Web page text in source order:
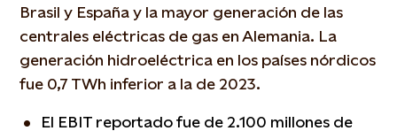
Brasil y España y la mayor generación de las
centrales eléctricas de gas en Alemania. La
generación hidroeléctrica en los países nórdicos
fue 0,7 TWh inferior a la de 2023.
El EBIT reportado fue de 2.100 millones de